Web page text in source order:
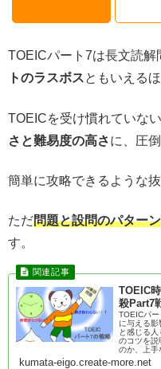
TOEICパート7は長文読解
トのラスボスともいえる
TOEICを受け慣れていない
さと難易度の高さに、圧
簡単に攻略できるような
ただ問題と設問のパターン
す。
TOEIC
殺Part7
TOEICパ
に与える
と感じる
のコツを説
のか、上手
kumata-eigo.create-more.net